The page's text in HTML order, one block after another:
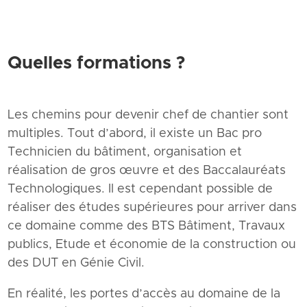
Quelles formations ?
Les chemins pour devenir chef de chantier sont
multiples. Tout d’abord, il existe un Bac pro
Technicien du bâtiment, organisation et
réalisation de gros œuvre et des Baccalauréats
Technologiques. Il est cependant possible de
réaliser des études supérieures pour arriver dans
ce domaine comme des BTS Bâtiment, Travaux
publics, Etude et économie de la construction ou
des DUT en Génie Civil.
En réalité, les portes d’accès au domaine de la